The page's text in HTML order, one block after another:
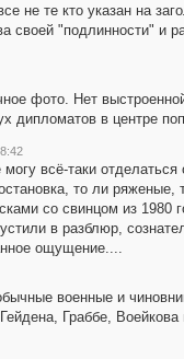
не те кто указан на
своей "подлинности" и
фото. Нет
дипломатов в центре
всё-таки
то ли
со свинцом из
в разблюр,
ощущение....
военные и
Граббе,